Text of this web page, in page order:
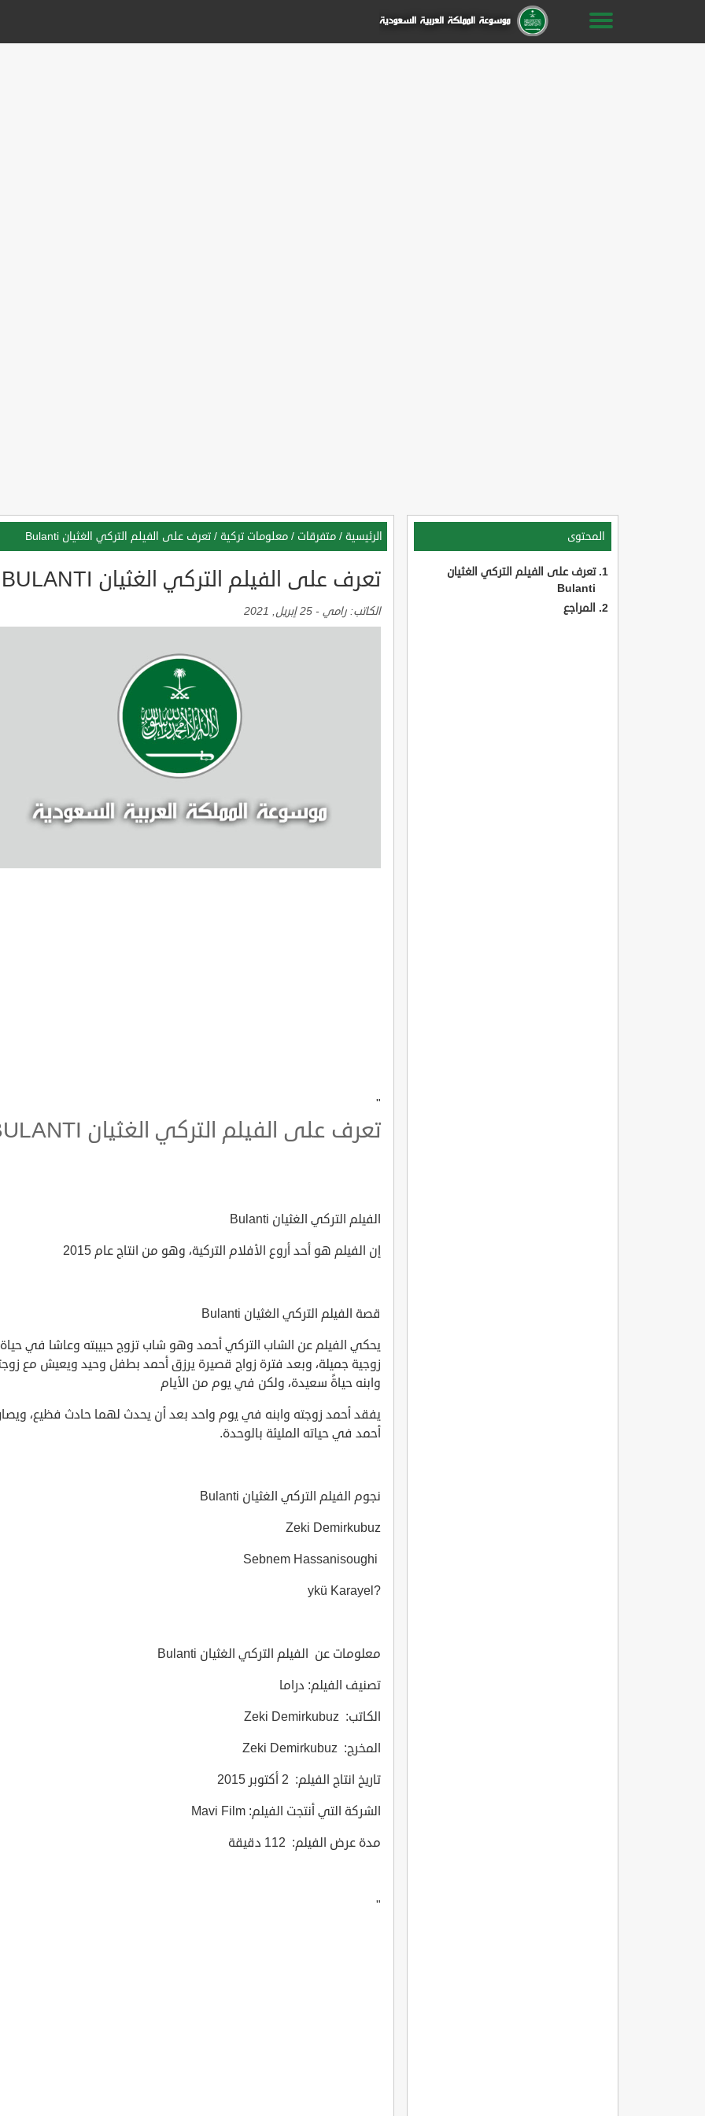
المحتوى
تعرف على الفيلم التركي الغثيان
Bulanti
المراجع
الرئيسية / متفرقات / معلومات تركية / تعرف على الفيلم التركي الغثيان Bulanti
تعرف على الفيلم التركي الغثيان BULANTI
الكاتب: رامي - 25 إبريل, 2021
"
تعرف على الفيلم التركي الغثيان BULANTI
الفيلم التركي الغثيان Bulanti
إن الفيلم هو أحد أروع الأفلام التركية، وهو من انتاج عام 2015
قصة الفيلم التركي الغثيان Bulanti
يحكي الفيلم عن الشاب التركي أحمد وهو شاب تزوج حبيبته وعاشا في حياة
زوجية جميلة، وبعد فترة زواج قصيرة يرزق أحمد بطفل وحيد ويعيش مع
وابنه حياةً سعيدة، ولكن في يوم من الأيام
يفقد أحمد زوجته وابنه في يوم واحد بعد أن يحدث لهما حادث فظيع،
أحمد في حياته المليئة بالوحدة.
نجوم الفيلم التركي الغثيان Bulanti
Zeki Demirkubuz
?ykü Karayel
معلومات عن الفيلم التركي الغثيان Bulanti
تصنيف الفيلم: دراما
الكاتب: Zeki Demirkubuz
المخرج: Zeki Demirkubuz
تاريخ انتاج الفيلم: 2 أكتوبر 2015
الشركة التي أنتجت الفيلم: Mavi Film
مدة عرض الفيلم: 112 دقيقة
"